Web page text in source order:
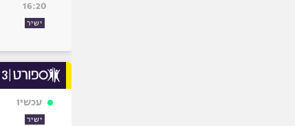
16:20
ישיר
עכשיו
ישיר